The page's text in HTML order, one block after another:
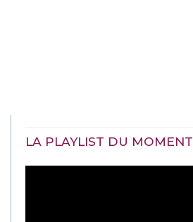
LA PLAYLIST DU MOMENT